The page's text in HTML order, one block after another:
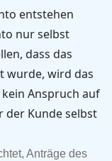
entstehen
nur selbst
dass das
wurde, wird das
Anspruch auf
der Kunde selbst
Anträge des